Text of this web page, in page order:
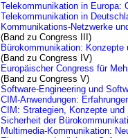
Telekommunikation in Europa:
Telekommunikation in
Kommunikations-Netzwerke
(Band zu Congress III)
Bürokommunikation:
(Band zu Congress IV)
Europäischer Congress für
(Band zu Congress V)
Software-Engineering und
CIM-Anwendungen:
CIM: Strategien, Konzepte
Sicherheit der
Multimedia-Kommunikation: